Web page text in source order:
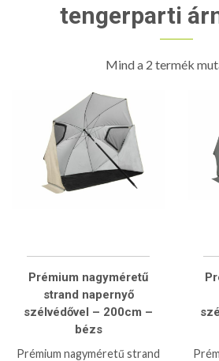
tengerparti
Mind a 2 termék
Prémium nagyméretű
strand napernyő
szélvédővel – 200cm –
bézs
Prémium nagyméretű strand